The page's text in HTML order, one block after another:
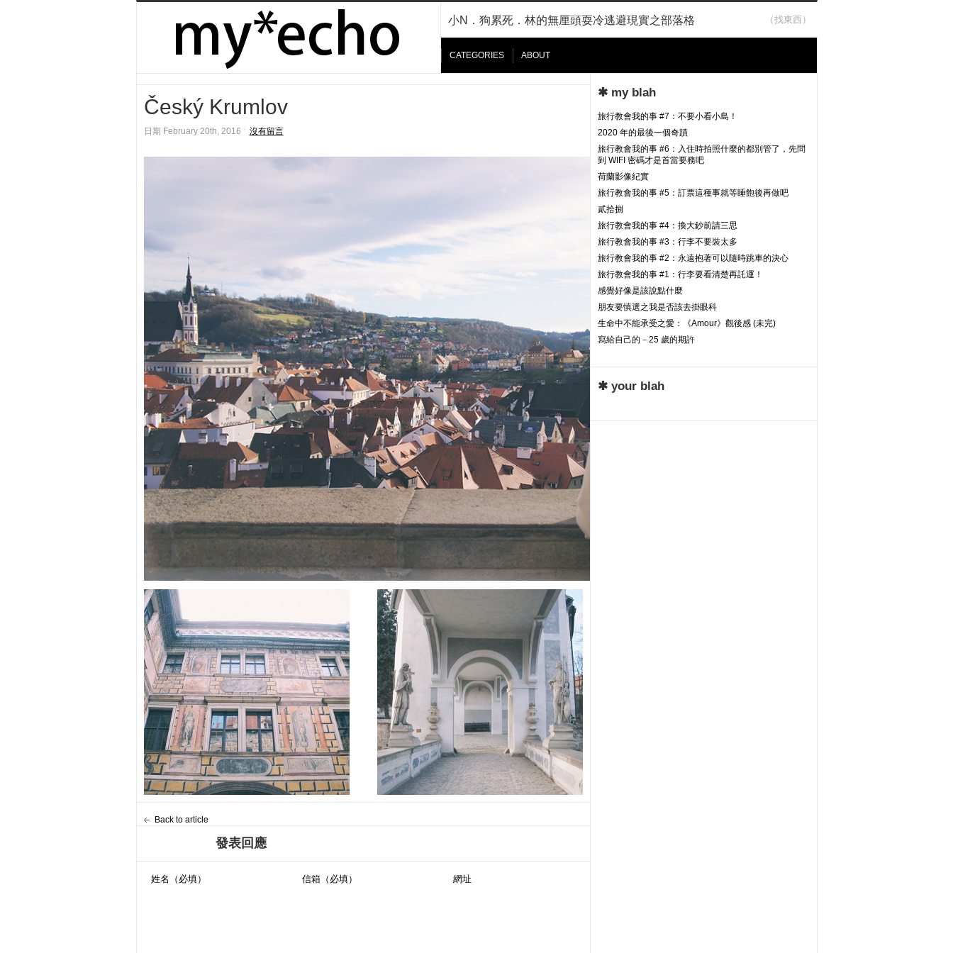
小N．狗累死．林的無厘頭耍冷逃避現實之部落格
CATEGORIES ABOUT
✱ my blah
旅行教會我的事 #7：不要小看小島！
2020 年的最後一個奇蹟
旅行教會我的事 #6：入住時拍照什麼的都別管了，先問
到 WIFI 密碼才是首當要務吧
荷蘭影像紀實
旅行教會我的事 #5：訂票這種事就等睡飽後再做吧
貳拾捌
旅行教會我的事 #4：換大鈔前請三思
旅行教會我的事 #3：行李不要裝太多
旅行教會我的事 #2：永遠抱著可以隨時跳車的決心
旅行教會我的事 #1：行李要看清楚再託運！
感覺好像是該說點什麼
朋友要慎選之我是否該去掛眼科
生命中不能承受之愛：《Amour》觀後感 (未完)
寫給自己的－25 歲的期許
✱ your blah
Český Krumlov
日期 February 20th, 2016 ˑ 沒有留言
Back to article
發表回應